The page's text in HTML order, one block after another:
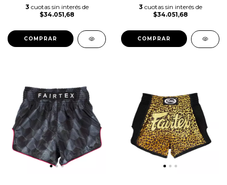
3 cuotas sin interés de
$34.051,68
COMPRAR
3 cuotas sin interés de
$34.051,68
COMPRAR